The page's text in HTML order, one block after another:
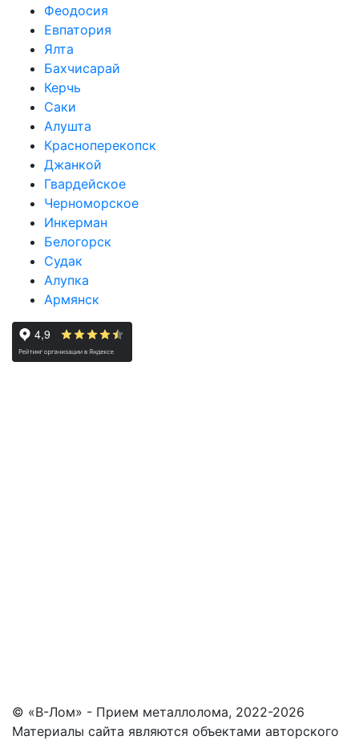
Феодосия
Евпатория
Ялта
Бахчисарай
Керчь
Саки
Алушта
Красноперекопск
Джанкой
Гвардейское
Черноморское
Инкерман
Белогорск
Судак
Алупка
Армянск
© «В-Лом» - Прием металлолома, 2022-2026
Материалы сайта являются объектами авторского